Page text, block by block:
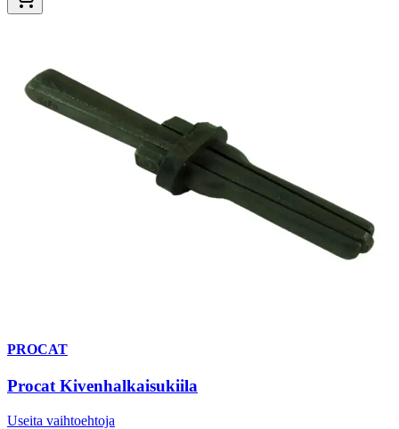
PROCAT
Procat Kivenhalkaisukiila
Useita vaihtoehtoja